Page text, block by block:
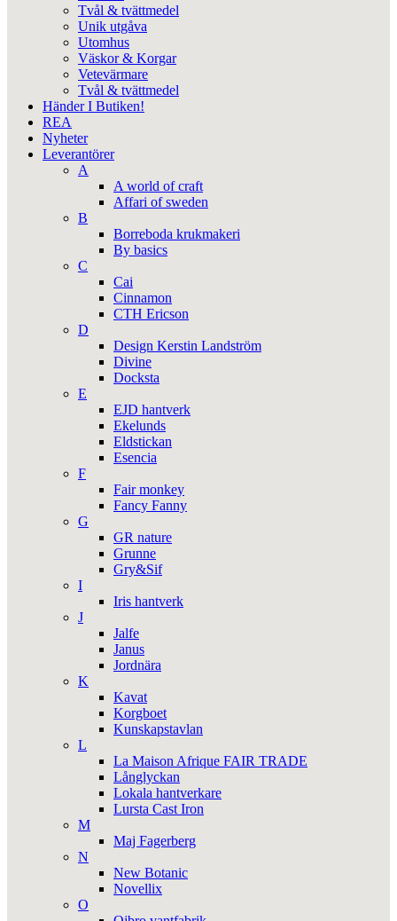
Tvål & tvättmedel
Unik utgåva
Utomhus
Väskor & Korgar
Vetevärmare
Tvål & tvättmedel
Händer I Butiken!
REA
Nyheter
Leverantörer
A
A world of craft
Affari of sweden
B
Borreboda krukmakeri
By basics
C
Cai
Cinnamon
CTH Ericson
D
Design Kerstin Landström
Divine
Docksta
E
EJD hantverk
Ekelunds
Eldstickan
Esencia
F
Fair monkey
Fancy Fanny
G
GR nature
Grunne
Gry&Sif
I
Iris hantverk
J
Jalfe
Janus
Jordnära
K
Kavat
Korgboet
Kunskapstavlan
L
La Maison Afrique FAIR TRADE
Långlyckan
Lokala hantverkare
Lursta Cast Iron
M
Maj Fagerberg
N
New Botanic
Novellix
O